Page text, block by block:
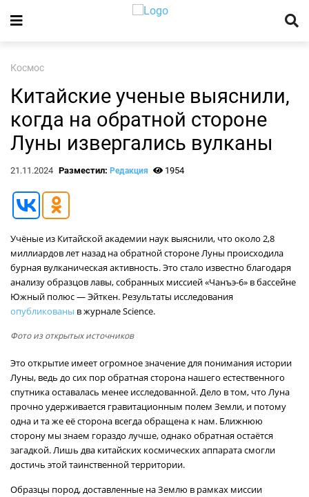
Космос
Китайские ученые выяснили,
когда на обратной стороне
Луны извергались вулканы
21.11.2024 Разместил: Редакция 1954
Учёные из Китайской академии наук выяснили, что около 2,8
миллиардов лет назад на обратной стороне Луны происходила
бурная вулканическая активность. Это стало известно благодаря
анализу образцов лавы, собранных миссией «Чанъэ-6» в бассейне
Южный полюс — Эйткен. Результаты исследования
опубликованы в журнале Science.
Фото из открытых источников
Это открытие имеет огромное значение для понимания истории
Луны, ведь до сих пор обратная сторона нашего естественного
спутника оставалась менее исследованной. Дело в том, что Луна
прочно удерживается гравитационным полем Земли, и потому
одна и та же её сторона всегда обращена к нам. Ближнюю
сторону мы знаем гораздо лучше, однако обратная остаётся
загадкой. Лишь два китайских космических аппарата смогли
достичь этой таинственной территории.
Образцы пород, доставленные на Землю в рамках миссии